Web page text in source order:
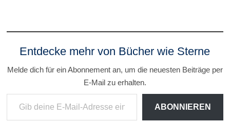
Entdecke mehr von Bücher wie Sterne
Melde dich für ein Abonnement an, um die neuesten Beiträge per
E-Mail zu erhalten.
Gib deine E-Mail-Adresse ein ...
ABONNIEREN